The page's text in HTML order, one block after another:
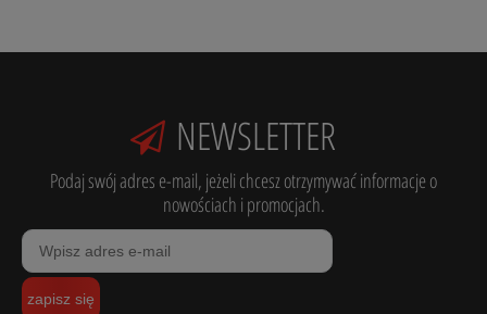
NEWSLETTER
Podaj swój adres e-mail, jeżeli chcesz otrzymywać informacje o
nowościach i promocjach.
zapisz się